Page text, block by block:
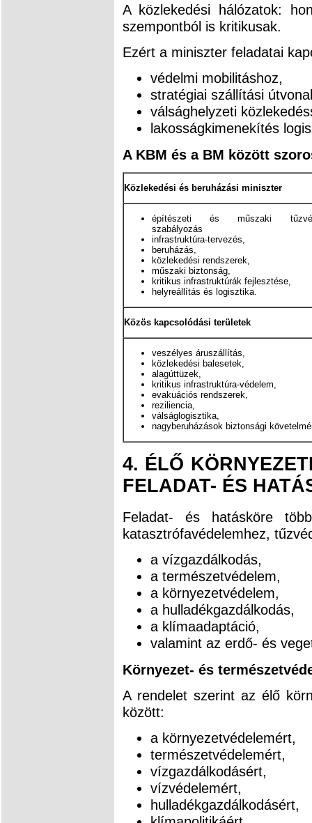
A közlekedési hálózatok:
szempontból is kritikusak.
Ezért a miniszter feladatai
védelmi mobilitáshoz,
stratégiai szállítási
válsághelyzeti
lakosságkimenekítés
A KBM és a BM között
Közlekedési és beruházási miniszter
építészeti és műszaki
szabályozás
infrastruktúra-tervezés,
beruházás,
közlekedési rendszerek,
műszaki biztonság,
kritikus infrastruktúrák fejlesztése,
helyreállítás és logisztika.
Közös kapcsolódási területek
veszélyes áruszállítás,
közlekedési balesetek,
alagúttüzek,
kritikus infrastruktúra-védelem,
evakuációs rendszerek,
reziliencia,
válságlogisztika,
nagyberuházások biztonsági
4. ÉLŐ
FELADAT- ÉS
Feladat- és hatásköre
katasztrófavédelemhez,
a vízgazdálkodás,
a természetvédelem,
a környezetvédelem,
a hulladékgazdálkodás,
a klímaadaptáció,
valamint az erdő- és
Környezet- és
A rendelet szerint az élő
között:
a környezetvédelemért,
természetvédelemért,
vízgazdálkodásért,
vízvédelemért,
hulladékgazdálkodásért,